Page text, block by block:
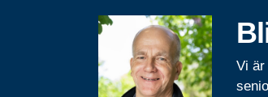
Vi är